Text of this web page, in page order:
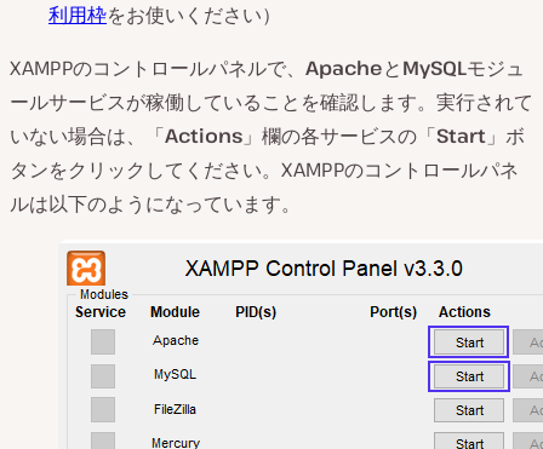
利用枠をお使いください）
XAMPPのコントロールパネルで、 ApacheとMySQLモジュ
ールサービスが稼働していることを確認します。実行されて
いない場合は、「Actions 」欄の各サービスの「Start 」ボ
タンをクリックしてください。XAMPPのコントロールパネ
ルは以下のようになっています。